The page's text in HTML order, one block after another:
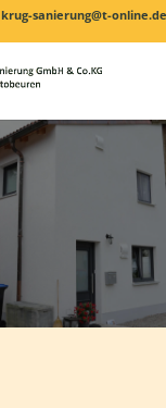
krug-sanierung@t-online.de